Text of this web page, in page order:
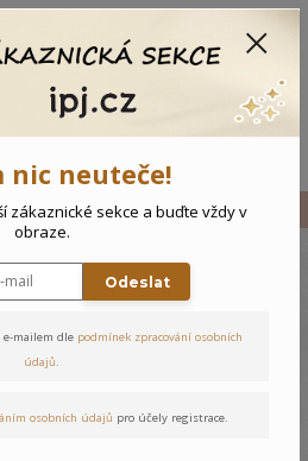
s laclem Hasiči
s laclem
nic neuteče!
zákaznické sekce a buďte vždy v
obraze.
Odeslat
mailem dle podmínek zpracování osobních
údajů.
osobních údajů pro účely registrace.